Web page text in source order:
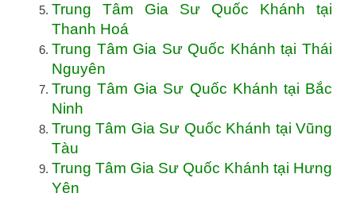
Trung Tâm Gia Sư Quốc Khánh tại
Thanh Hoá
Trung Tâm Gia Sư Quốc Khánh tại Thái
Nguyên
Trung Tâm Gia Sư Quốc Khánh tại Bắc
Ninh
Trung Tâm Gia Sư Quốc Khánh tại Vũng
Tàu
Trung Tâm Gia Sư Quốc Khánh tại Hưng
Yên